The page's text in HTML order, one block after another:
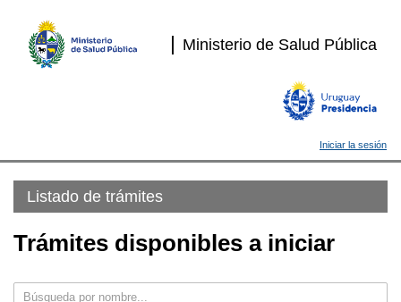
Ministerio de Salud Pública
Iniciar la sesión
Listado de trámites
Trámites disponibles a iniciar